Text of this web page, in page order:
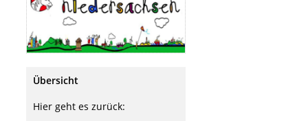
Übersicht
Hier geht es zurück: